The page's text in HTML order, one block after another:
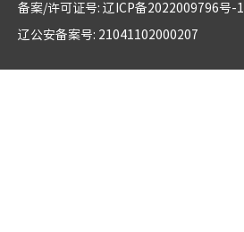
备案/许可证号: 辽ICP备2022009796号-1
辽公安备案号: 21041102000207